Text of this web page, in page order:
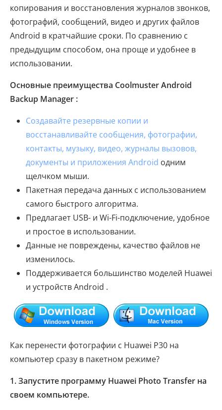
копирования и восстановления журналов звонков,
фотографий, сообщений, видео и других файлов
Android в кратчайшие сроки. По сравнению с
предыдущим способом, она проще и удобнее в
использовании.
Основные преимущества Coolmuster Android
Backup Manager :
Создавайте резервные копии и
восстанавливайте сообщения, фотографии,
контакты, музыку, видео, журналы вызовов,
документы и приложения Android одним
щелчком мыши.
Пакетная передача данных с использованием
самого быстрого алгоритма.
Предлагает USB- и Wi-Fi-подключение, удобное
и простое в использовании.
Данные не повреждены, качество файлов не
изменилось.
Поддерживается большинство моделей Huawei
и устройств Android .
Как перенести фотографии с Huawei P30 на
компьютер сразу в пакетном режиме?
1. Запустите программу Huawei Photo Transfer на
своем компьютере.